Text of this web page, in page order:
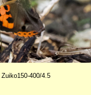
400/4.5